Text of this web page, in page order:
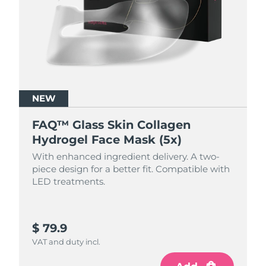
NEW
FAQ™ Glass Skin Collagen
Hydrogel Face Mask (5x)
With enhanced ingredient delivery. A two-
piece design for a better fit. Compatible with
LED treatments.
$ 79.9
VAT and duty incl.
R.A.S. chinoise de
Livraison estimée
Malaisie
Malte
Mexique Livraison estimée
Monaco Livraison estimée
Pays-Bas
Norvège
Livraison estimée 8/12/26